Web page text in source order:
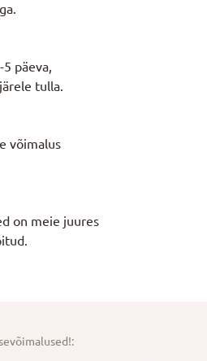
päeva,
tulla.
võimalus
on meie juures